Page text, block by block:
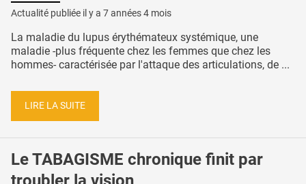
Actualité publiée il y a 7 années 4 mois
La maladie du lupus érythémateux systémique, une
maladie -plus fréquente chez les femmes que chez les
hommes- caractérisée par l'attaque des articulations, de ...
LIRE LA SUITE
Le TABAGISME chronique finit par